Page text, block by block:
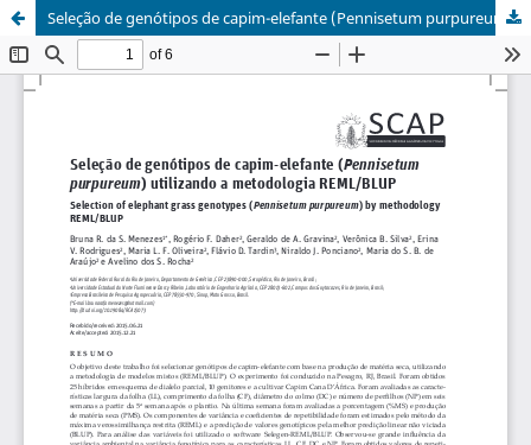
Seleção de genótipos de capim-elefante (Pennisetum purpureum) utilizando a metodologia REML/BLUP